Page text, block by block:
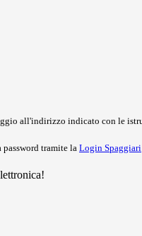
all'indirizzo indicato con le
tramite la Login Spaggiari